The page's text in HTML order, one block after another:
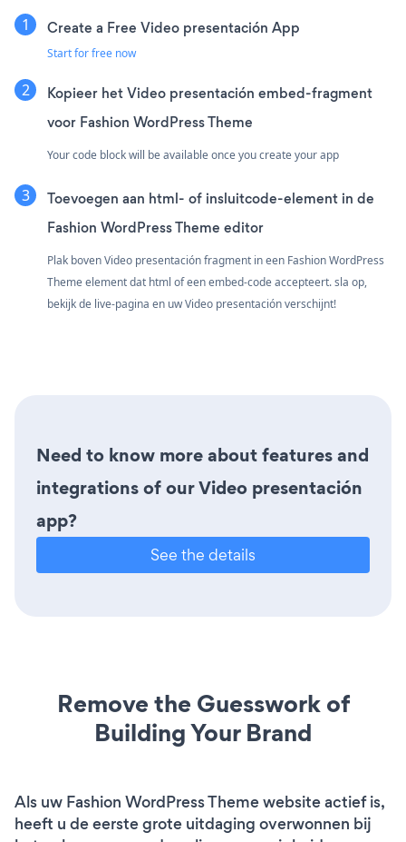
Create a Free Video presentación App
Start for free now
Kopieer het Video presentación embed-fragment
voor Fashion WordPress Theme
Your code block will be available once you create your app
Toevoegen aan html- of insluitcode-element in de
Fashion WordPress Theme editor
Plak boven Video presentación fragment in een Fashion WordPress
Theme element dat html of een embed-code accepteert. sla op,
bekijk de live-pagina en uw Video presentación verschijnt!
Need to know more about features and
integrations of our Video presentación
app?
See the details
Remove the Guesswork of
Building Your Brand
Als uw Fashion WordPress Theme website actief is,
heeft u de eerste grote uitdaging overwonnen bij